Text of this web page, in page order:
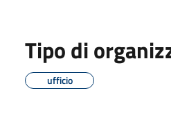
Tipo di
ufficio